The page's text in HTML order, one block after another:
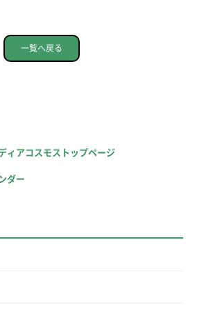
一覧へ戻る
アコスモストップページ
ダー